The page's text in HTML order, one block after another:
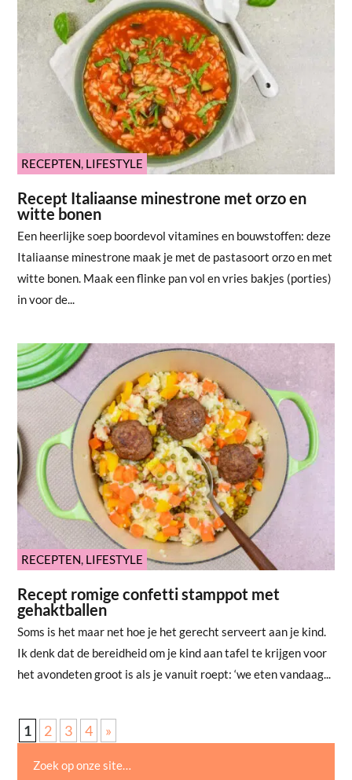
RECEPTEN, LIFESTYLE
Recept Italiaanse minestrone met orzo en
witte bonen
Een heerlijke soep boordevol vitamines en bouwstoffen: deze
Italiaanse minestrone maak je met de pastasoort orzo en met
witte bonen. Maak een flinke pan vol en vries bakjes (porties)
in voor de...
RECEPTEN, LIFESTYLE
Recept romige confetti stamppot met
gehaktballen
Soms is het maar net hoe je het gerecht serveert aan je kind.
Ik denk dat de bereidheid om je kind aan tafel te krijgen voor
het avondeten groot is als je vanuit roept: ‘we eten vandaag...
1 2 3 4 »
Zoek op onze site…